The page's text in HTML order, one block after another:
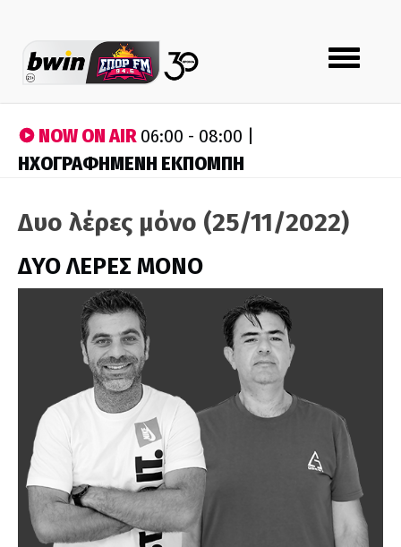
Toggle
navigation
NOW ON AIR06:00 - 08:00 |
ΗΧΟΓΡΑΦΗΜΕΝΗ ΕΚΠΟΜΠΗ
Δυο λέρες μόνο (25/11/2022)
ΔΥΟ ΛΕΡΕΣ ΜΟΝΟ